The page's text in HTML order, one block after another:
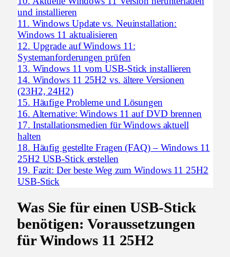
und installieren
11. Windows Update vs. Neuinstallation:
Windows 11 aktualisieren
12. Upgrade auf Windows 11:
Systemanforderungen prüfen
13. Windows 11 vom USB-Stick installieren
14. Windows 11 25H2 vs. ältere Versionen
(23H2, 24H2)
15. Häufige Probleme und Lösungen
16. Alternative: Windows 11 auf DVD brennen
17. Installationsmedien für Windows aktuell
halten
18. Häufig gestellte Fragen (FAQ) – Windows 11
25H2 USB-Stick erstellen
19. Fazit: Der beste Weg zum Windows 11 25H2
USB-Stick
Was Sie für einenUSB-Stick
benötigen: Voraussetzungen
fürWindows 11 25H2